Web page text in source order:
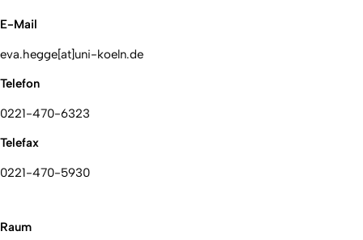
E-Mail
eva.hegge[at]uni-koeln.de
Telefon
0221-470-6323
Telefax
0221-470-5930
Raum